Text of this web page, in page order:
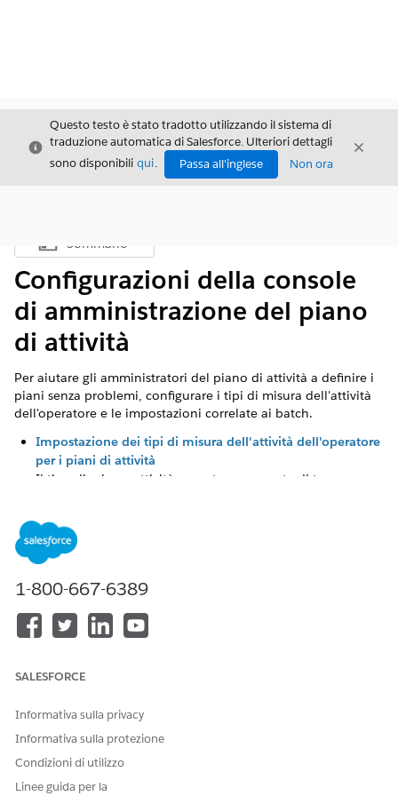
Chiudi
Questo testo è stato tradotto utilizzando il sistema di
traduzione automatica di Salesforce. Ulteriori dettagli
sono disponibili qui. Passa all'inglese Non ora
Chiudi
Mostra sommario
Sommario
Configurazioni della console
di amministrazione del piano
di attività
Per aiutare gli amministratori del piano di attività a definire i
piani senza problemi, configurare i tipi di misura dell'attività
dell'operatore e le impostazioni correlate ai batch.
Impostazione dei tipi di misura dell'attività dell'operatore
per i piani di attività
Il tipo di misura attività operatore consente di tenere
campo. Definire i tipi di misura per vari tipi di interazioni,
ad esempio visite faccia a faccia, riunioni relative ai
clienti di cui si desidera tenere traccia. Questi tipi di
misure aiutano le organizzazioni a stabilire le attività che
contano ai fini dell'obiettivo di un rappresentante e a
Impostazione delle dimensioni e dei calcoli dei batch per
Configurare le impostazioni operative, ad esempio le
dimensioni dei processi batch, che regolano l'intera
gestione del piano di attività. Definire la logica di calcolo
fondamentale, ad esempio basare il ritmo delle
prestazioni sui giorni lavorativi effettivi. Attivare opzioni di
1-800-667-6389
SALESFORCE
Informativa sulla privacy
Informativa sulla protezione
Condizioni di utilizzo
Linee guida per la